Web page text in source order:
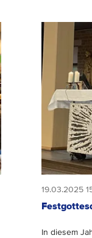
19.03.2025
In diesem